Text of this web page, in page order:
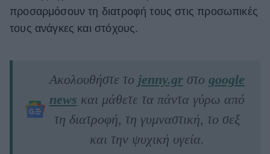
προσαρμόσουν τη διατροφή τους στις προσωπικές
τους ανάγκες και στόχους.
Ακολουθήστε το jenny.grστο google
news και μάθετε τα πάντα γύρω από
τη διατροφή, τη γυμναστική, το σεξ
και την ψυχική υγεία.